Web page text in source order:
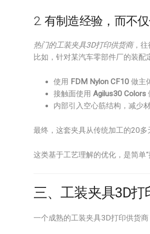
2. 有制造经验，而不仅
热门的工装夹具3D打印供货商，往
比如，针对某汽车零部件厂的装配
使用 FDM Nylon CF10 做主
接触面使用 Agilus30 Colors
内部引入空心筋结构，减少
最终，这套夹具从传统加工的20多
这类基于工艺理解的优化，是简单
三、工装夹具3D
一个成熟的工装夹具3D打印供货